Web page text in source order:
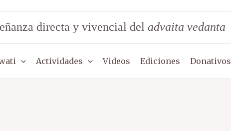
directa y vivencial del advaita vedanta
Actividades Videos Ediciones Donativos